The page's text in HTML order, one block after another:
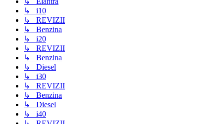
↳ i10
↳ REVIZII
↳ Benzina
↳ i20
↳ REVIZII
↳ Benzina
↳ Diesel
↳ i30
↳ REVIZII
↳ Benzina
↳ Diesel
↳ i40